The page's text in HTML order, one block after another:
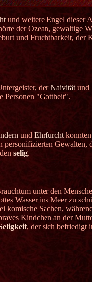
und weitere Engel dieser
der Ozean, gewaltige
und Fruchtbarkeit,
derNaivitätund
Personen "Gottheit".
und Ehrfurchtkonnten
personifizierten Gewalten,
selig.
unter den
Wasser ins Meer zu
komische Sachen,
Kindchen an der
, der sich befriedigt